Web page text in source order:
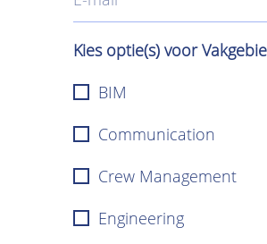
Kies optie(s) voor
BIM
Communication
Crew Management
Engineering